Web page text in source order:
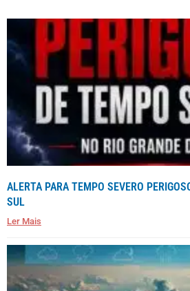
ALERTA PARA TEMPO SEVERO
SUL
Ler Mais